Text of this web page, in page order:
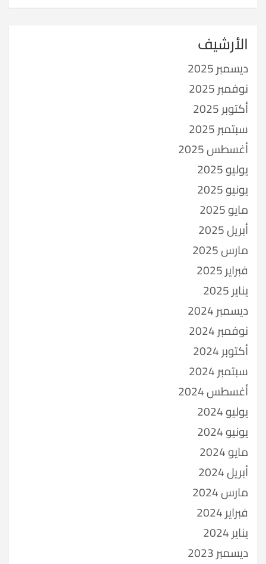
الأرشيف
ديسمبر 2025
نوفمبر 2025
أكتوبر 2025
سبتمبر 2025
أغسطس 2025
يوليو 2025
يونيو 2025
مايو 2025
أبريل 2025
مارس 2025
فبراير 2025
يناير 2025
ديسمبر 2024
نوفمبر 2024
أكتوبر 2024
سبتمبر 2024
أغسطس 2024
يوليو 2024
يونيو 2024
مايو 2024
أبريل 2024
مارس 2024
فبراير 2024
يناير 2024
ديسمبر 2023